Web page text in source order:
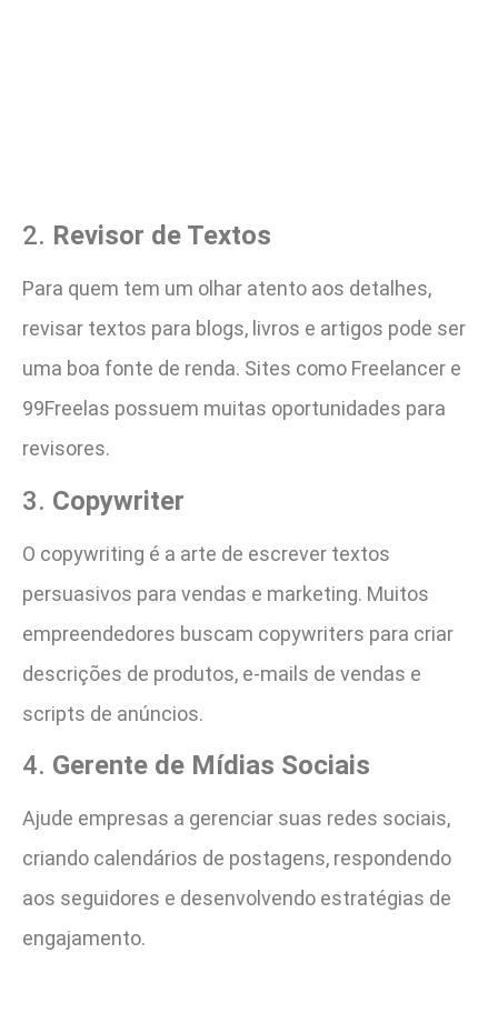
2. Revisor de Textos
Para quem tem um olhar atento aos detalhes,
revisar textos para blogs, livros e artigos pode ser
uma boa fonte de renda. Sites como Freelancer e
99Freelas possuem muitas oportunidades para
revisores.
3. Copywriter
O copywriting é a arte de escrever textos
persuasivos para vendas e marketing. Muitos
empreendedores buscam copywriters para criar
descrições de produtos, e-mails de vendas e
scripts de anúncios.
4. Gerente de Mídias Sociais
Ajude empresas a gerenciar suas redes sociais,
criando calendários de postagens, respondendo
aos seguidores e desenvolvendo estratégias de
engajamento.